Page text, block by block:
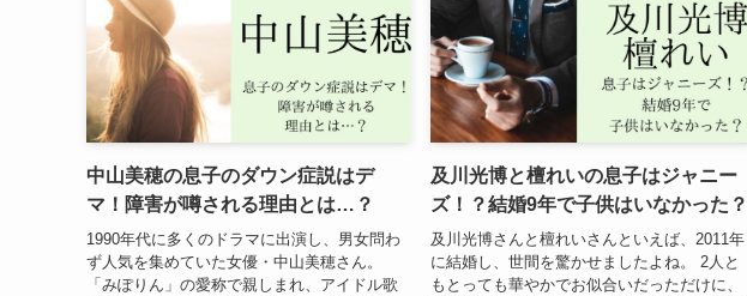
中山美穂の息子のダウン症説はデ
マ！障害が噂される理由とは…？
1990年代に多くのドラマに出演し、男女問わ
ず人気を集めていた女優・中山美穂さん。
「みぽりん」の愛称で親しまれ、アイドル歌
及川光博と檀れいの息子はジャニー
ズ！？結婚9年で子供はいなかった？
及川光博さんと檀れいさんといえば、2011年
に結婚し、世間を驚かせましたよね。 2人と
もとっても華やかでお似合いだっただけに、